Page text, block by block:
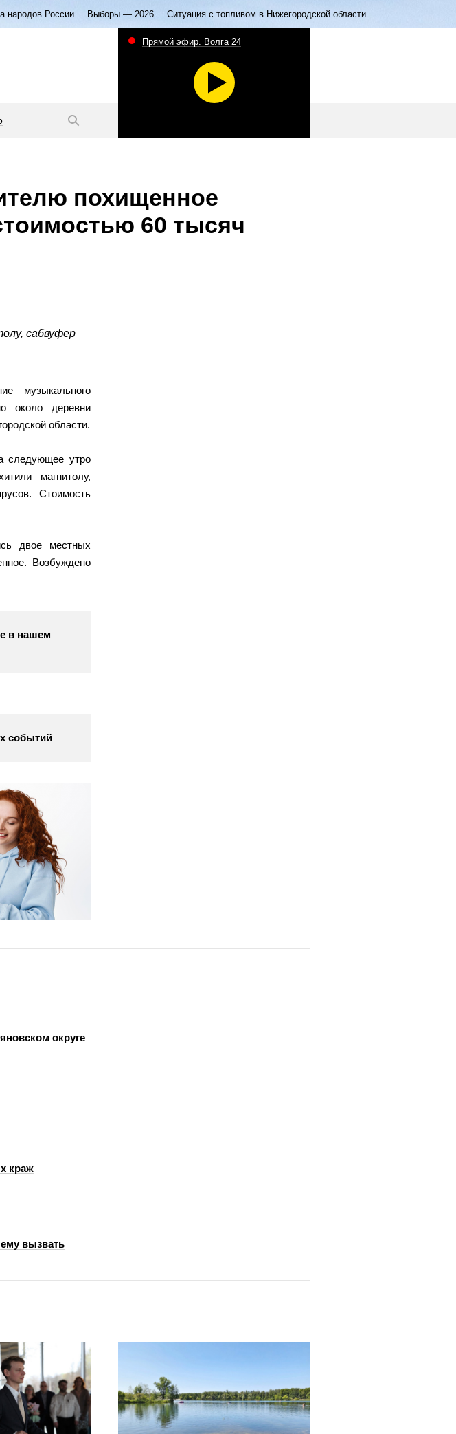
народов России Выборы — 2026 Ситуация с топливом в Нижегородской области
Прямой эфир. Волга 24
похищенное
60 тысяч
сабвуфер
музыкального
около деревни
области.
следующее утро
магнитолу,
Стоимость
двое местных
Возбуждено
в нашем
событий
округе
краж
вызвать